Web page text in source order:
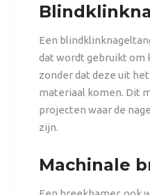
Een
dat wordt gebruikt om
zonder dat deze uit
materiaal komen. Dit
projecten waar de
zijn.
Machinale